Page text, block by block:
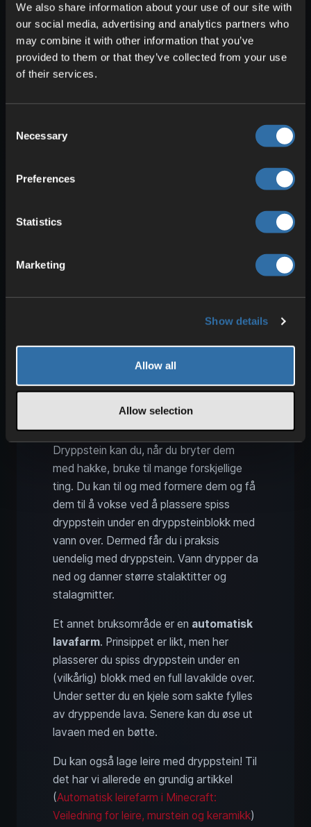
We also share information about your use of our site with
our social media, advertising and analytics partners who
may combine it with other information that you’ve
provided to them or that they’ve collected from your use
of their services.
Selection
Necessary
Preferences
Statistics
Marketing
Show details
Allow all
Allow selection
En stor mengde dryppsteinblokker
som har vokst sammen tilenorme
søylerog er flotte
dekorasjonsblokker.
bruke til ulike farmer.
Dryppstein kan du, når du bryter dem
med hakke, bruke til mange forskjellige
ting. Du kan til og med formere dem og få
dem til å vokse ved å plassere spiss
dryppstein under en dryppsteinblokk med
vann over. Dermed får du i praksis
uendelig med dryppstein. Vann drypper da
ned og danner større stalaktitter og
stalagmitter.
Et annet bruksområde er en automatisk
lavafarm. Prinsippet er likt, men her
plasserer du spiss dryppstein under en
(vilkårlig) blokk med en full lavakilde over.
Under setter du en kjele som sakte fylles
av dryppende lava. Senere kan du øse ut
lavaen med en bøtte.
Du kan også lage leire med dryppstein! Til
det har vi allerede en grundig artikkel
(Automatisk leirefarm i Minecraft:
Veiledning for leire, murstein og keramikk)